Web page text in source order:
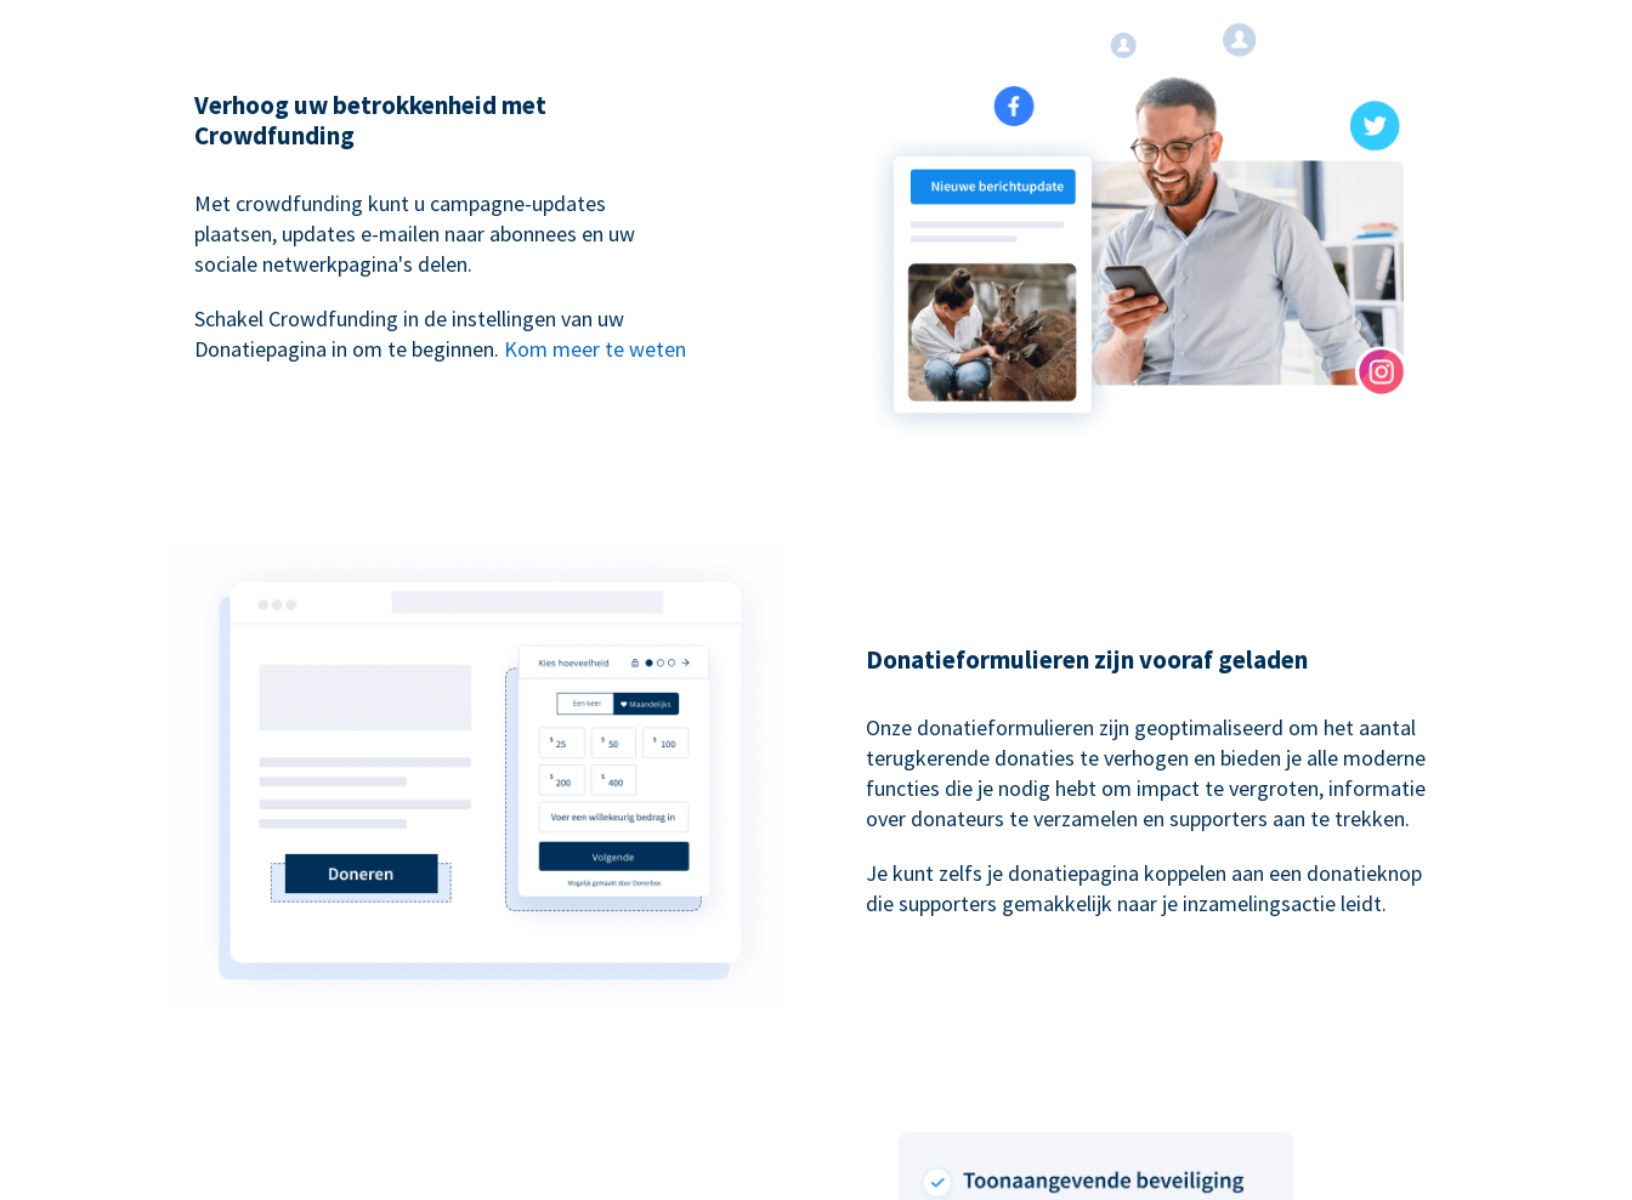
Verhoog uw betrokkenheid met
Crowdfunding
Met crowdfunding kunt u campagne-updates
plaatsen, updates e-mailen naar abonnees en uw
sociale netwerkpagina's delen.
Schakel Crowdfunding in de instellingen van uw
Donatiepagina in om te beginnen. Kom meer te weten
Donatieformulieren zijn vooraf geladen
Onze donatieformulieren zijn geoptimaliseerd om het aantal
terugkerende donaties te verhogen en bieden je alle moderne
functies die je nodig hebt om impact te vergroten, informatie
over donateurs te verzamelen en supporters aan te trekken.
Je kunt zelfs je donatiepagina koppelen aan een donatieknop
die supporters gemakkelijk naar je inzamelingsactie leidt.